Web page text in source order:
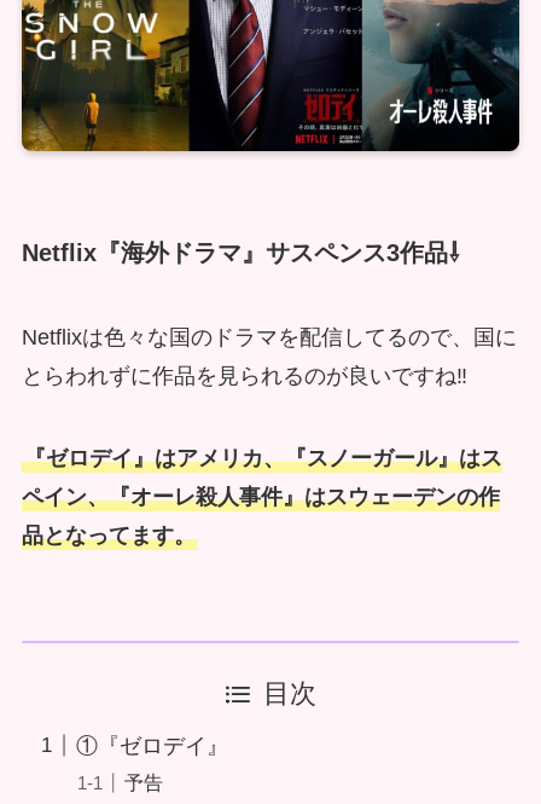
Netflix『海外ドラマ』サスペンス3作品⇩
Netflixは色々な国のドラマを配信してるので、国に
とらわれずに作品を見られるのが良いですね‼️
『ゼロデイ』はアメリカ、『スノーガール』はス
ペイン、『オーレ殺人事件』はスウェーデンの作
品となってます。
目次
①『ゼロデイ』
予告